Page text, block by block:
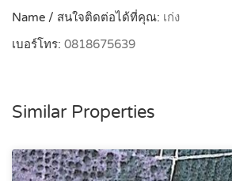
Name / สนใจติดต่อได้ที่คุณ: เก่ง
เบอร์โทร: 0818675639
Similar Properties